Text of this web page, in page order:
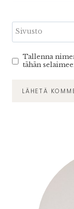
Sivusto
Tallenna
tähän